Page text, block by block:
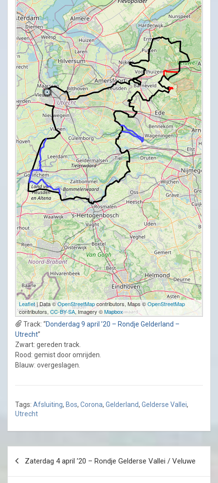
Leaflet| Data ©OpenStreetMapcontributors, Maps ©OpenStreetMap
contributors, CC-BY-SA, Imagery ©Mapbox
Track: “Donderdag 9 april ’20 – Rondje Gelderland –
Utrecht”
Zwart: gereden track.
Rood: gemist door omrijden.
Blauw: overgeslagen.
Tags: Afsluiting, Bos, Corona, Gelderland, Gelderse Vallei,
Utrecht
navigation
Zaterdag 4 april ’20 – Rondje Gelderse Vallei / Veluwe